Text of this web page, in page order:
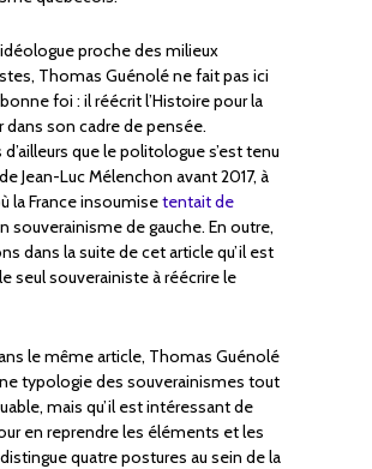
proche des milieux
Thomas Guénolé ne fait pas ici
foi : il réécrit l’Histoire pour la
dans son cadre de pensée.
que le politologue s’est tenu
Jean-Luc Mélenchon avant 2017, à
la France insoumisetentait de
souverainisme de gauche. En outre,
dans la suite de cet article qu’il est
seul souverainiste à réécrire le
le même article, Thomas Guénolé
typologie des souverainismes tout
mais qu’il est intéressant de
en reprendre les éléments et les
quatre postures au sein de la